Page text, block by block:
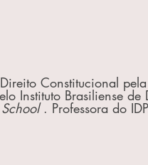
Constitucional
Instituto Brasiliense
. Professora do